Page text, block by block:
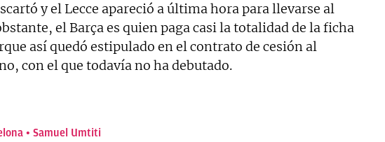
y el Lecce apareció a última hora para llevarse al
el Barça es quien paga casi la totalidad de la ficha
así quedó estipulado en el contrato de cesión al
con el que todavía no ha debutado.
Samuel Umtiti